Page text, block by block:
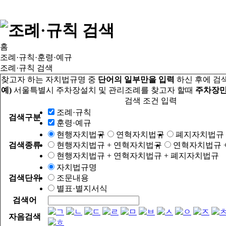
홈
조례·규칙·훈령·예규
조례·규칙 검색
찾고자 하는 자치법규명 중 단어의 일부만을 입력 하신 후에 검
예) 서울특별시 주차장설치 및 관리조례를 찾고자 할때 주차장
검색 조건 입력
검색구분
조례·규칙
훈령·예규
검색종류
현행자치법규 연혁자치법규
폐지자치법규
현행자치법규 + 연혁자치법규
연혁자치법규
현행자치법규 + 연혁자치법규 + 폐지자치법규
검색단위
자치법규명
조문내용
별표·별지서식
검색어
자음검색